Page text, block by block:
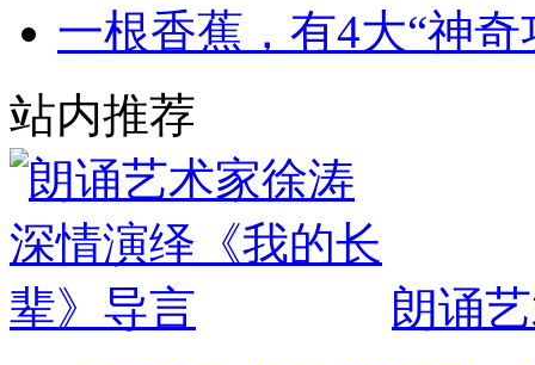
一根香蕉，有4大“神奇
站内推荐
朗诵